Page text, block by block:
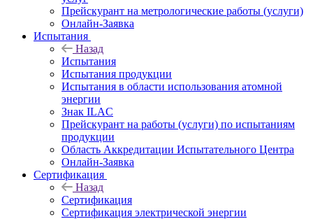
Прейскурант на метрологические работы (услуги)
Онлайн-Заявка
Испытания
Назад
Испытания
Испытания продукции
Испытания в области использования атомной
энергии
Знак ILAC
Прейскурант на работы (услуги) по испытаниям
продукции
Область Аккредитации Испытательного Центра
Онлайн-Заявка
Сертификация
Назад
Сертификация
Сертификация электрической энергии